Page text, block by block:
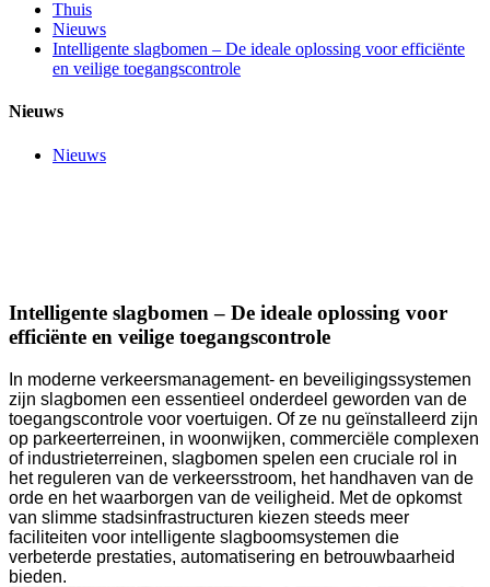
Thuis
Nieuws
Intelligente slagbomen – De ideale oplossing voor efficiënte
en veilige toegangscontrole
Nieuws
Nieuws
Intelligente slagbomen – De ideale oplossing voor
efficiënte en veilige toegangscontrole
In moderne verkeersmanagement- en beveiligingssystemen
zijn slagbomen een essentieel onderdeel geworden van de
toegangscontrole voor voertuigen. Of ze nu geïnstalleerd zijn
op parkeerterreinen, in woonwijken, commerciële complexen
of industrieterreinen, slagbomen spelen een cruciale rol in
het reguleren van de verkeersstroom, het handhaven van de
orde en het waarborgen van de veiligheid. Met de opkomst
van slimme stadsinfrastructuren kiezen steeds meer
faciliteiten voor intelligente slagboomsystemen die
verbeterde prestaties, automatisering en betrouwbaarheid
bieden.